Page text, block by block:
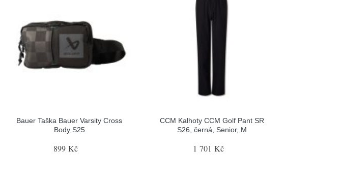
Bauer Taška Bauer Varsity Cross
Body S25
899 Kč
CCM Kalhoty CCM Golf Pant SR
S26, černá, Senior, M
1 701 Kč